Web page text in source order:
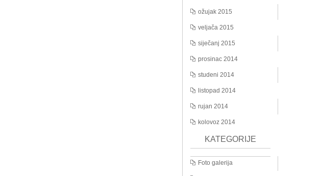
ožujak 2015
veljača 2015
siječanj 2015
prosinac 2014
studeni 2014
listopad 2014
rujan 2014
kolovoz 2014
KATEGORIJE
Foto galerija